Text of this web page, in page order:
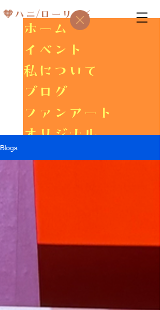
🧡ハニ/ローリス⚡
ホーム
イベント
私について
ブログ
ファンアート
オリジナル
Blogs